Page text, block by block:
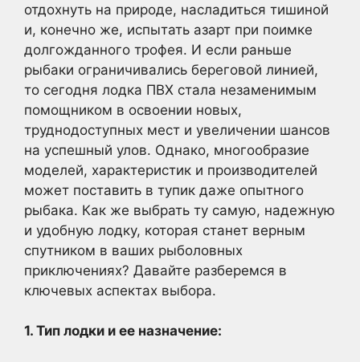
отдохнуть на природе, насладиться тишиной
и, конечно же, испытать азарт при поимке
долгожданного трофея. И если раньше
рыбаки ограничивались береговой линией,
то сегодня лодка ПВХ стала незаменимым
помощником в освоении новых,
труднодоступных мест и увеличении шансов
на успешный улов. Однако, многообразие
моделей, характеристик и производителей
может поставить в тупик даже опытного
рыбака. Как же выбрать ту самую, надежную
и удобную лодку, которая станет верным
спутником в ваших рыболовных
приключениях? Давайте разберемся в
ключевых аспектах выбора.
1. Тип лодки и ее назначение: